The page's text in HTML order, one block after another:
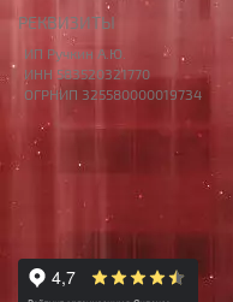
РЕКВИЗИТЫ
ИП Ручкин А.Ю.
ИНН 583520321770
ОГРНИП 325580000019734